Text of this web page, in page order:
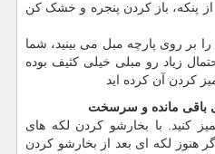
پنکه، باز کردن پنجره و خشک کن
بر روی پارچه مبل می بینید، شما
زیاد رو مبلی خیلی کثیف بوده
کردن آن کرده اید
باقی مانده و سرسخت
کنید. با بخارشو کردن لکه های
هنوز لکه ای بعد از بخارشو کردن